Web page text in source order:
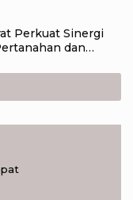
Perkuat Sinergi
dan